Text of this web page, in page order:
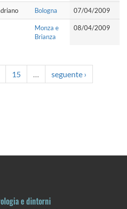
Bologna 07/04/2009
Monza e
Brianza
08/04/2009
15 …
seguente ›
e dintorni